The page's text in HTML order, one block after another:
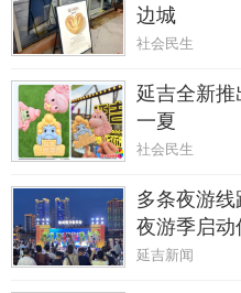
边城
社会民生
延吉全新
一夏
社会民生
多条夜游线
夜游季启
延吉新闻